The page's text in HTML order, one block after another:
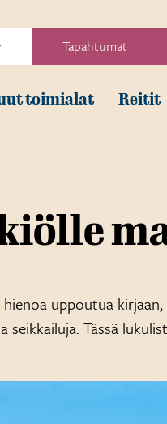
Tapahtumat
toimialat Reitit
uppoutua
Tässä